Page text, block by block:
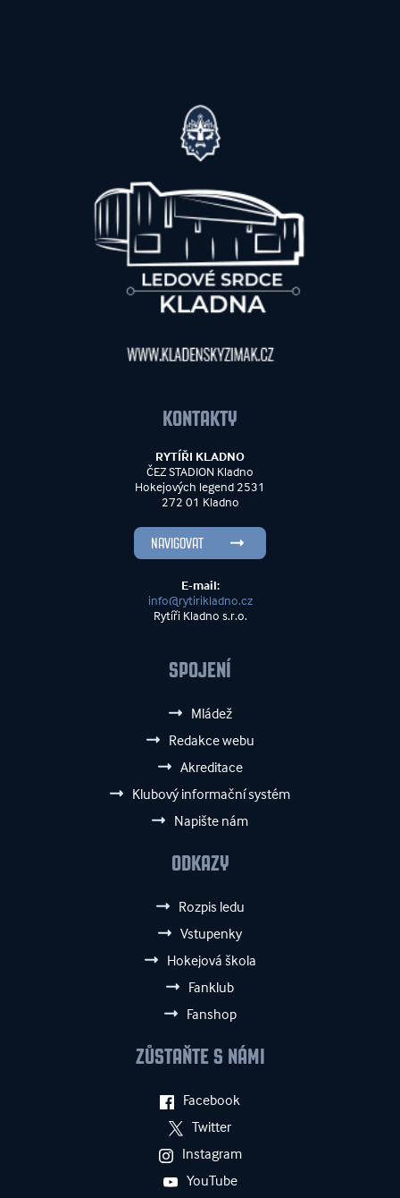
KONTAKTY
RYTÍŘI KLADNO
ČEZ STADION Kladno
Hokejových legend 2531
272 01 Kladno
NAVIGOVAT
E-mail:
info@rytirikladno.cz
Rytíři Kladno s.r.o.
SPOJENÍ
Mládež
Redakce webu
Akreditace
Klubový informační systém
Napište nám
ODKAZY
Rozpis ledu
Vstupenky
Hokejová škola
Fanklub
Fanshop
ZŮSTAŇTE S NÁMI
Facebook
Twitter
Instagram
YouTube